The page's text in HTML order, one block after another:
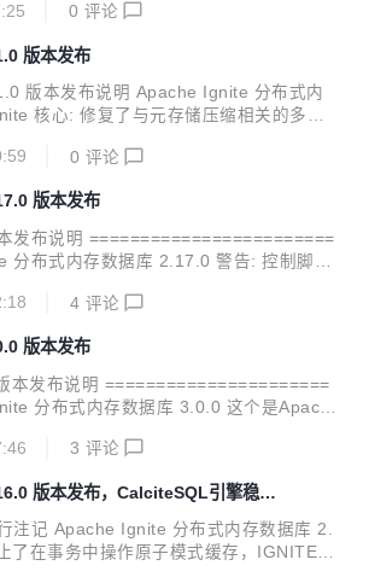
可以期待的主要亮点。 支持为每个数据区
件夹来存储持久化数据： DataStorageC
某服务器有多个存储设
，除非配置符号链接和移动文件等复杂操
数据区配置独立的存储路径。 n...
0 评论
版本发布
版本发布说明 Apache Ignite 分布式内
核心: 修复了与元存储压缩相关的多个
中的死锁问题。 修复了与 B+ 树相关的多
实现为基于分布区的复制。 新增了大量兼
插入具有特定负载大小的数据条目时，ai
储引擎中的数据损坏问题。 新增了大量
日志记录相关的更改。 修复了支持接收器
。 新增...
0 评论
版本发布
发布说明 ========================
分布式内存数据库 2.17.0 警告: 控制脚本
置），通过Binary-REST协议进行连接 (通
代码升级到Java 11； 删除了SecurityCo
证方法； 删除了TcpCommunicationSpi
存端口配置。 Ignite...
4 评论
版本发布
本发布说明 ======================
分布式内存数据库 3.0.0 这个是Apach
基于最新技术，从头开始设计，以应对现
擎； 兼容OpenAPI的REST API； 基于H
改进的集群管理和控制工具； 改进的事
共识算法架构； 简化的表和模式管理。
3 评论
版本发布，CalciteSQL引擎稳定
注记 Apache Ignite 分布式内存数据库 2.
了在事务中操作原子模式缓存，IGNITE_